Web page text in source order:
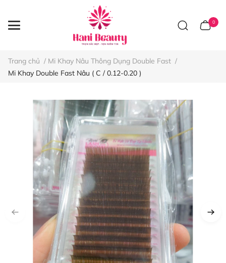
0
Trang chủ / Mi Khay Nâu Thông Dụng Double Fast /
Mi Khay Double Fast Nâu ( C / 0.12-0.20 )